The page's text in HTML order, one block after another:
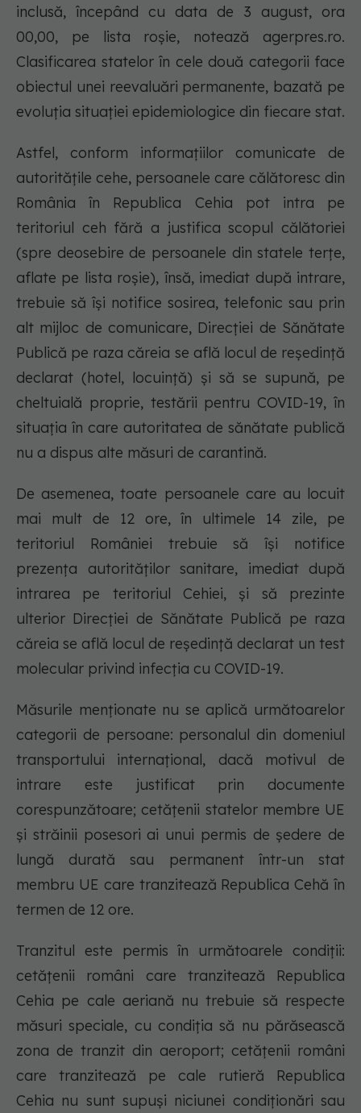
inclusă, începând cu data de 3 august, ora
00,00, pe lista roşie, notează agerpres.ro.
Clasificarea statelor în cele două categorii face
obiectul unei reevaluări permanente, bazată pe
evoluţia situaţiei epidemiologice din fiecare stat.
Astfel, conform informaţiilor comunicate de
autorităţile cehe, persoanele care călătoresc din
România în Republica Cehia pot intra pe
teritoriul ceh fără a justifica scopul călătoriei
(spre deosebire de persoanele din statele terţe,
aflate pe lista roşie), însă, imediat după intrare,
trebuie să îşi notifice sosirea, telefonic sau prin
alt mijloc de comunicare, Direcţiei de Sănătate
Publică pe raza căreia se află locul de reşedinţă
declarat (hotel, locuinţă) şi să se supună, pe
cheltuială proprie, testării pentru COVID-19, în
situaţia în care autoritatea de sănătate publică
nu a dispus alte măsuri de carantină.
De asemenea, toate persoanele care au locuit
mai mult de 12 ore, în ultimele 14 zile, pe
teritoriul României trebuie să îşi notifice
prezenţa autorităţilor sanitare, imediat după
intrarea pe teritoriul Cehiei, şi să prezinte
ulterior Direcţiei de Sănătate Publică pe raza
căreia se află locul de reşedinţă declarat un test
molecular privind infecţia cu COVID-19.
Măsurile menţionate nu se aplică următoarelor
categorii de persoane: personalul din domeniul
transportului internaţional, dacă motivul de
intrare este justificat prin documente
corespunzătoare; cetăţenii statelor membre UE
şi străinii posesori ai unui permis de şedere de
lungă durată sau permanent într-un stat
membru UE care tranzitează Republica Cehă în
termen de 12 ore.
Tranzitul este permis în următoarele condiţii:
cetăţenii români care tranzitează Republica
Cehia pe cale aeriană nu trebuie să respecte
măsuri speciale, cu condiţia să nu părăsească
zona de tranzit din aeroport; cetăţenii români
care tranzitează pe cale rutieră Republica
Cehia nu sunt supuşi niciunei condiţionări sau